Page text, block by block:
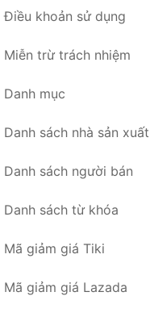
Điều khoản sử dụng
Miễn trừ trách nhiệm
Danh mục
Danh sách nhà sản xuất
Danh sách người bán
Danh sách từ khóa
Mã giảm giá Tiki
Mã giảm giá Lazada